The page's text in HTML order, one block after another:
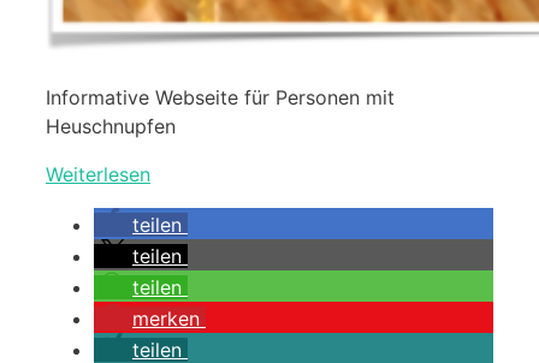
Informative Webseite für Personen mit
Heuschnupfen
Weiterlesen
teilen
teilen
teilen
merken
teilen